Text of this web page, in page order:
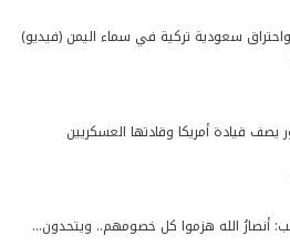
سعودية تركية في سماء اليمن (فيديو)
يصف قيادة أمريكا وقادتها العسكريين
أنصارُ الله هزموا كل خصومهم.. ويتحدون…